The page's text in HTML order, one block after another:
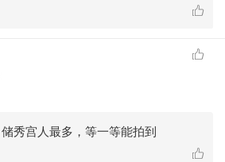
储秀宫人最多，等一等能拍到